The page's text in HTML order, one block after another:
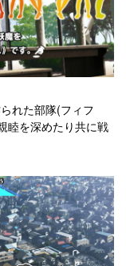
れた部隊(フィフ
睦を深めたり共に戦